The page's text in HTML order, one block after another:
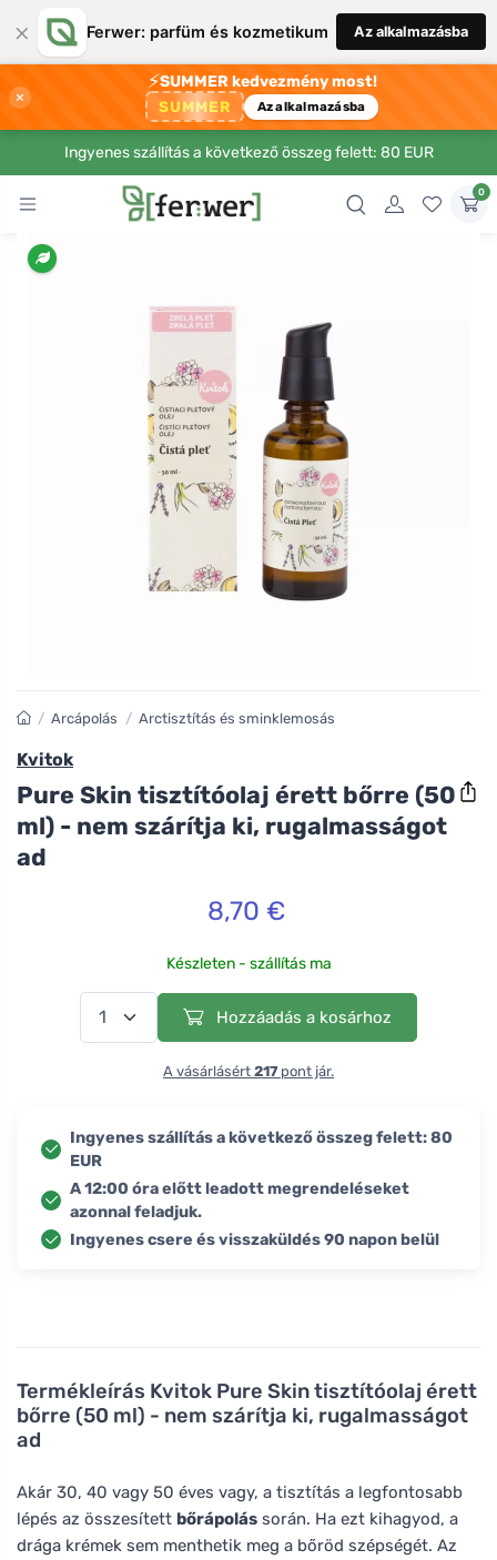
× Ferwer: parfüm és kozmetikum Az alkalmazásba
×
⚡SUMMER kedvezmény most!
SUMMER Az alkalmazásba
Ingyenes szállítás a következő összeg felett: 80 EUR
0
Termékleírás Kvitok Pure Skin tisztítóolaj érett
bőrre (50 ml) - nem szárítja ki, rugalmasságot
ad
Akár 30, 40 vagy 50 éves vagy, a tisztítás a legfontosabb
lépés az összesített bőrápolás során. Ha ezt kihagyod, a
drága krémek sem menthetik meg a bőröd szépségét. Az
/ Arcápolás / Arctisztítás és sminklemosás
Kvitok
Pure Skin tisztítóolaj érett bőrre (50
ml) - nem szárítja ki, rugalmasságot
ad
8,70 €
Készleten - szállítás ma
Hozzáadás a kosárhoz
A vásárlásért 217 pont jár.
Ingyenes szállítás a következő összeg felett: 80
EUR
A 12:00 óra előtt leadott megrendeléseket
azonnal feladjuk.
Ingyenes csere és visszaküldés 90 napon belül